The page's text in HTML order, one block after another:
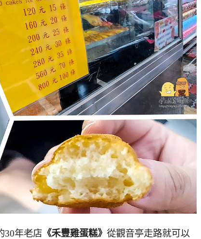
30年老店 《禾豐雞蛋糕》 從觀音亭走路就可以